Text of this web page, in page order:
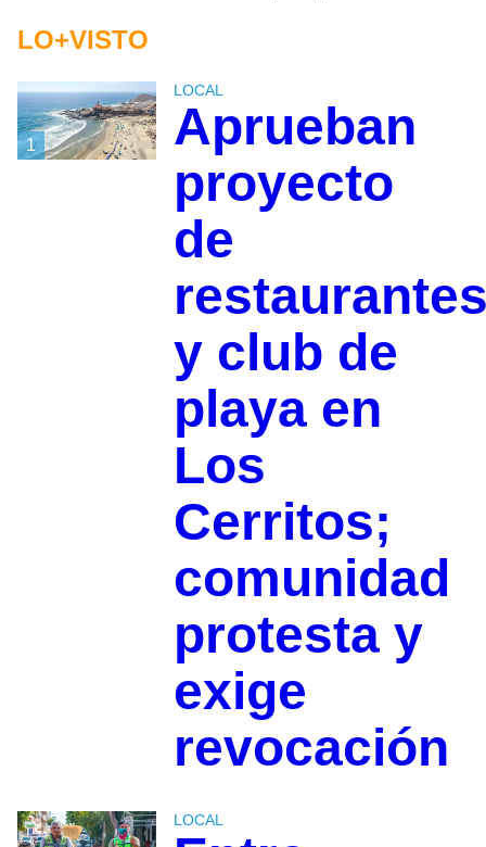
LO+VISTO
1
LOCAL
Aprueban
proyecto
de
y club de
playa en
Los
Cerritos;
comunidad
protesta y
exige
revocación
LOCAL